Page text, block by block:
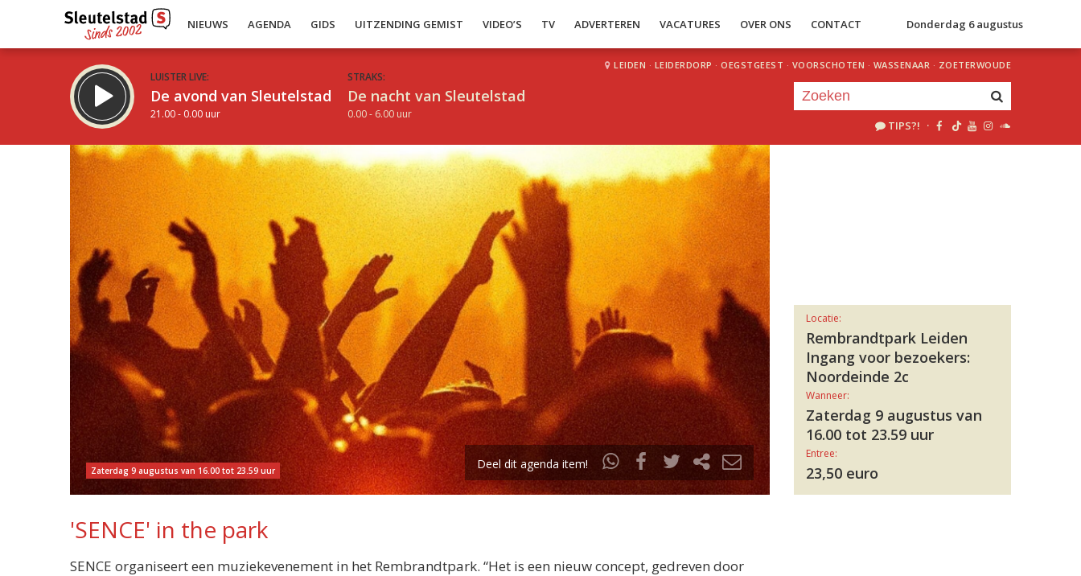
NIEUWS AGENDA GIDS UITZENDING GEMIST VIDEO’S TV ADVERTEREN VACATURES OVER ONS CONTACT Donderdag 6 augustus
LUISTER LIVE:
De avond van Sleutelstad
21.00 - 0.00 uur
STRAKS:
De nacht van Sleutelstad
0.00 - 6.00 uur
LEIDEN · LEIDERDORP · OEGSTGEEST · VOORSCHOTEN · WASSENAAR · ZOETERWOUDE
TIPS?! ·
Inklappen
Zaterdag 9 augustus van 16.00 tot 23.59 uur Deel dit agenda item!
Locatie:
Rembrandtpark Leiden
Ingang voor bezoekers:
Noordeinde 2c
Wanneer:
Zaterdag 9 augustus van
16.00 tot 23.59 uur
Entree:
23,50 euro
'SENCE' in the park
SENCE organiseert een muziekevenement in het Rembrandtpark. “Het is een nieuw concept, gedreven door